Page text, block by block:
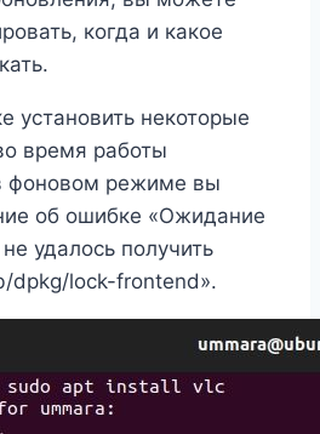
когда и какое
установить некоторые
время работы
фоновом режиме вы
об ошибке «Ожидание
удалось получить
dpkg/lock-frontend».